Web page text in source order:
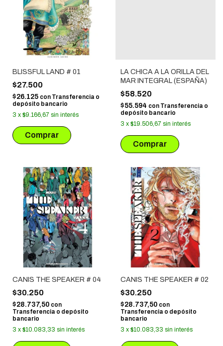
BLISSFUL LAND # 01
$27.500
$26.125 con Transferencia o
depósito bancario
3 x $9.166,67 sin interés
LA CHICA A LA ORILLA DEL
MAR INTEGRAL (ESPAÑA)
$58.520
$55.594 con Transferencia o
depósito bancario
3 x $19.506,67 sin interés
CANIS THE SPEAKER # 04
$30.250
$28.737,50 con
Transferencia o depósito
bancario
3 x $10.083,33 sin interés
CANIS THE SPEAKER # 02
$30.250
$28.737,50 con
Transferencia o depósito
bancario
3 x $10.083,33 sin interés